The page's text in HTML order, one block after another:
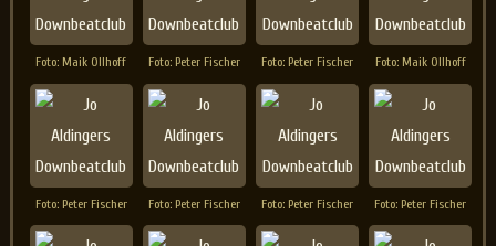
Foto: Maik Ollhoff Foto: Peter Fischer Foto: Peter Fischer Foto: Maik Ollhoff
Foto: Peter Fischer Foto: Peter Fischer Foto: Peter Fischer Foto: Peter Fischer